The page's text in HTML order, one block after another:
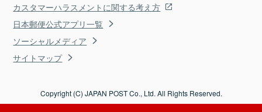
カスタマーハラスメントに関する考え方
日本郵便公式アプリ一覧
ソーシャルメディア
サイトマップ
Copyright (C) JAPAN POST Co., Ltd. All Rights Reserved.